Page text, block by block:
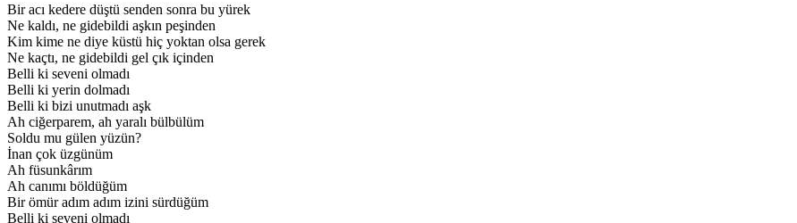
Bir acı kedere düştü senden sonra bu yürek
Ne kaldı, ne gidebildi aşkın peşinden
Kim kime ne diye küstü hiç yoktan olsa gerek
Ne kaçtı, ne gidebildi gel çık içinden
Belli ki seveni olmadı
Belli ki yerin dolmadı
Belli ki bizi unutmadı aşk
Ah ciğerparem, ah yaralı bülbülüm
Soldu mu gülen yüzün?
İnan çok üzgünüm
Ah füsunkârım
Ah canımı böldüğüm
Bir ömür adım adım izini sürdüğüm
Belli ki seveni olmadı